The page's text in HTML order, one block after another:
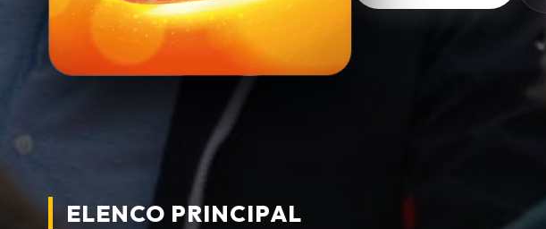
ELENCO PRINCIPAL